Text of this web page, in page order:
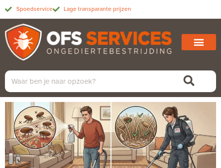
Spoedservice Lage transparante prijzen